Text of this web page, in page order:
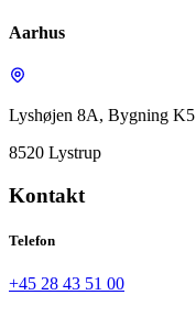
Aarhus
Lyshøjen 8A, Bygning K5
8520 Lystrup
Kontakt
Telefon
+45 28 43 51 00